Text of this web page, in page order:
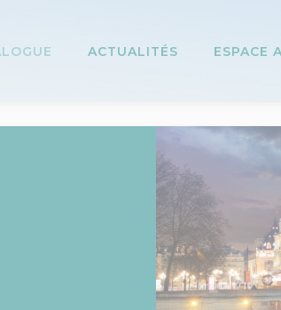
ACTUALITÉS ESPACE